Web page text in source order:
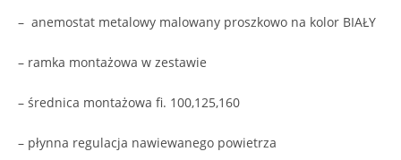
– anemostat metalowy malowany proszkowo na kolor BIAŁY
– ramka montażowa w zestawie
– średnica montażowa fi. 100,125,160
– płynna regulacja nawiewanego powietrza